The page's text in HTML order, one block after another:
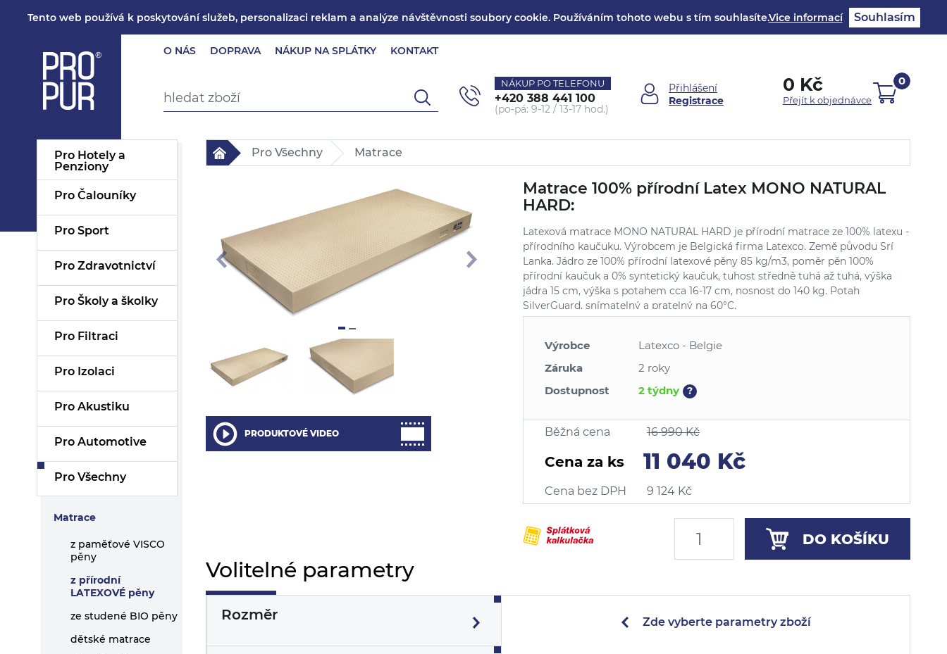
Tento web používá k poskytování služeb, personalizaci reklam a analýze návštěvnosti soubory cookie. Používáním tohoto webu s tím souhlasíte.Vice informací Souhlasím
O NÁS DOPRAVA NÁKUP NA SPLÁTKY KONTAKT
Přihlášení
Registrace
NÁKUP PO TELEFONU
+420 388 441 100
(po-pá: 9-12 / 13-17 hod.)
0 Kč
Přejít k objednávce
0
Pro Hotely a
Penziony
Pro Čalouníky
Pro Sport
Pro Zdravotnictví
Pro Školy a školky
Pro Filtraci
Pro Izolaci
Pro Akustiku
Pro Automotive
Pro Všechny
Matrace
z paměťové VISCO
pěny
z přírodní
LATEXOVÉ pěny
ze studené BIO pěny
dětské matrace
Pro Všechny Matrace
PRODUKTOVÉ VIDEO
Matrace 100% přírodní Latex MONO NATURAL
HARD:
Latexová matrace MONO NATURAL HARD je přírodní matrace ze 100% latexu -
přírodního kaučuku. Výrobcem je Belgická firma Latexco. Země původu Srí
Lanka. Jádro ze 100% přírodní latexové pěny 85 kg/m3, poměr pěn 100%
přírodní kaučuk a 0% syntetický kaučuk, tuhost středně tuhá až tuhá, výška
jádra 15 cm, výška s potahem cca 16-17 cm, nosnost do 140 kg. Potah
SilverGuard, snímatelný a pratelný na 60°C.
Výrobce
Latexco - Belgie
Záruka
2 roky
Dostupnost
2 týdny ?
Běžná cena 16 990 Kč
Cena za ks 11 040 Kč
Cena bez DPH 9 124 Kč
DO KOŠÍKU
Volitelné parametry
Rozměr